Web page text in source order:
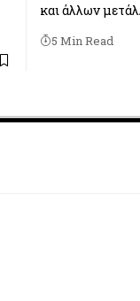
και άλλων
5 Min Read